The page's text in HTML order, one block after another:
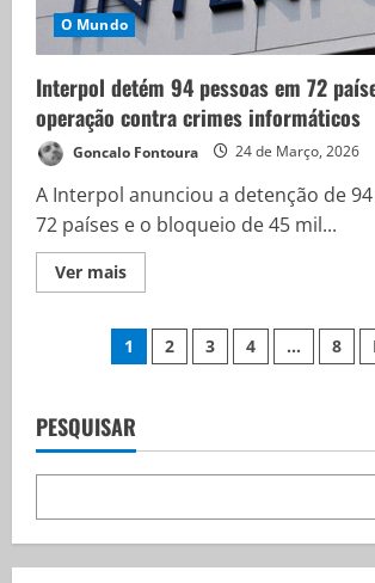
O Mundo
Interpol detém 94 pessoas em 72
operação contra crimes informáticos
Goncalo Fontoura 24 de Março, 2026
A Interpol anunciou a detenção de
72 países e o bloqueio de 45 mil...
Ver mais
1 2 3 4 … 8
PESQUISAR